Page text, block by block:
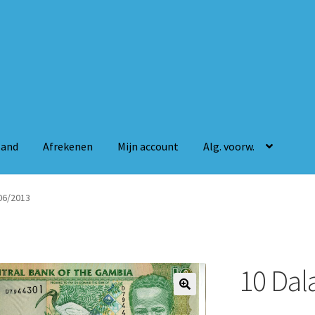
Afrekenen Mijn account Alg. voorw.
Mijn account
2013
10